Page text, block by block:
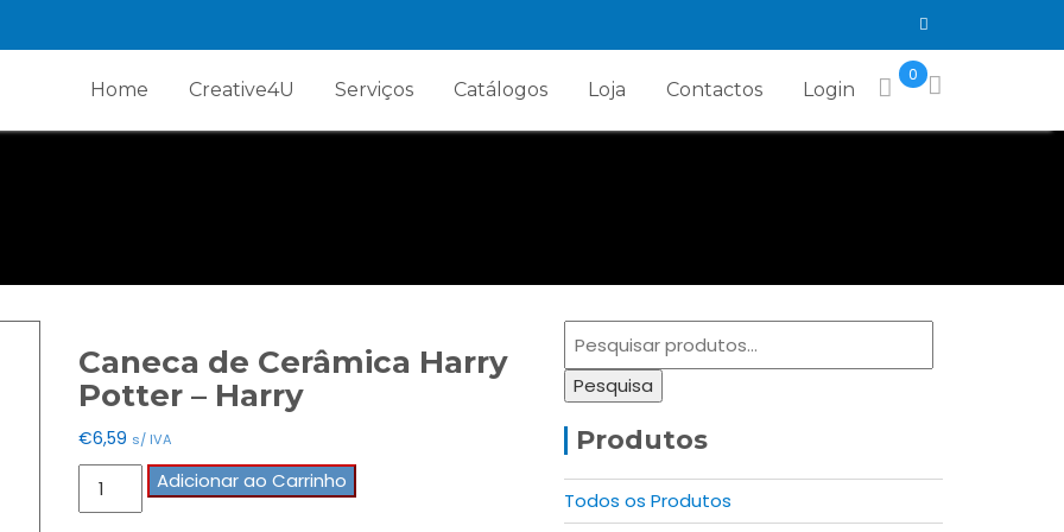
0
Home Creative4U Serviços Catálogos Loja Contactos Login
Caneca de Cerâmica Harry
Potter – Harry
€6,59 s/ IVA
Quantidade
de
Adicionar ao Carrinho
Pesquisar
por:
Pesquisa
Produtos
Todos os Produtos